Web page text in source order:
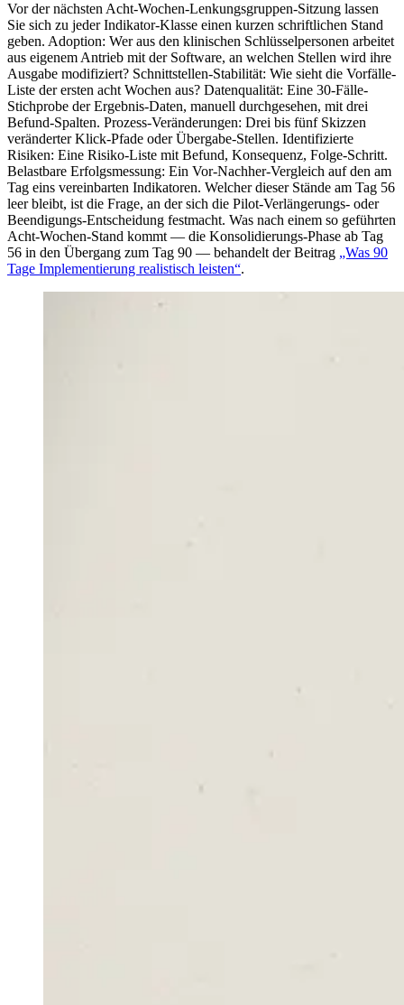
Vor der nächsten Acht-Wochen-Lenkungsgruppen-Sitzung lassen
Sie sich zu jeder Indikator-Klasse einen kurzen schriftlichen Stand
geben. Adoption: Wer aus den klinischen Schlüsselpersonen arbeitet
aus eigenem Antrieb mit der Software, an welchen Stellen wird ihre
Ausgabe modifiziert? Schnittstellen-Stabilität: Wie sieht die Vorfälle-
Liste der ersten acht Wochen aus? Datenqualität: Eine 30-Fälle-
Stichprobe der Ergebnis-Daten, manuell durchgesehen, mit drei
Befund-Spalten. Prozess-Veränderungen: Drei bis fünf Skizzen
veränderter Klick-Pfade oder Übergabe-Stellen. Identifizierte
Risiken: Eine Risiko-Liste mit Befund, Konsequenz, Folge-Schritt.
Belastbare Erfolgsmessung: Ein Vor-Nachher-Vergleich auf den am
Tag eins vereinbarten Indikatoren. Welcher dieser Stände am Tag 56
leer bleibt, ist die Frage, an der sich die Pilot-Verlängerungs- oder
Beendigungs-Entscheidung festmacht. Was nach einem so geführten
Acht-Wochen-Stand kommt — die Konsolidierungs-Phase ab Tag
56 in den Übergang zum Tag 90 — behandelt der Beitrag „Was 90
Tage Implementierung realistisch leisten“.